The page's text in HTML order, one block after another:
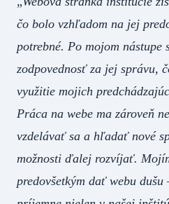
čo bolo vzhľadom na jej
potrebné. Po mojom nástupe
zodpovednosť za jej správu,
využitie mojich
Práca na webe ma zároveň
vzdelávať sa a hľadať nové
možnosti ďalej rozvíjať.
predovšetkým dať webu